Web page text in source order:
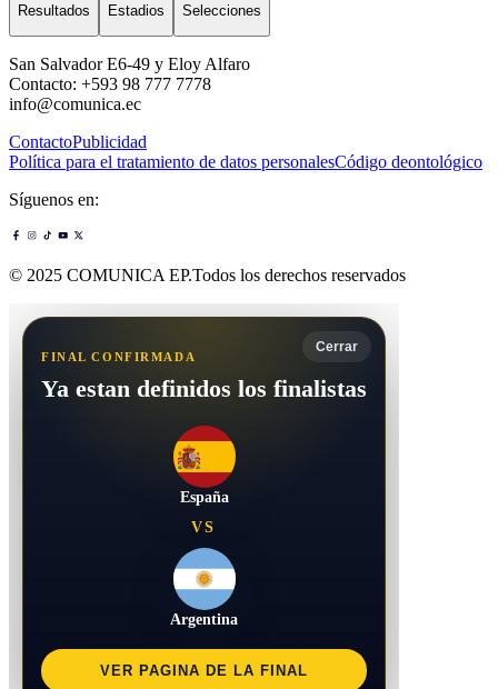
Resultados Estadios Selecciones
San Salvador E6-49 y Eloy Alfaro
Contacto: +593 98 777 7778
info@comunica.ec
ContactoPublicidad
Política para el tratamiento de datos personalesCódigo deontológico
Síguenos en:
© 2025 COMUNICA EP.Todos los derechos reservados
Cerrar
FINAL CONFIRMADA
Ya estan definidos los finalistas
España
VS
Argentina
VER PAGINA DE LA FINAL